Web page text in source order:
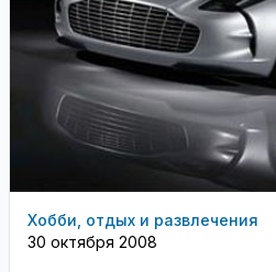
Хобби, отдых и развлечения
30 октября 2008